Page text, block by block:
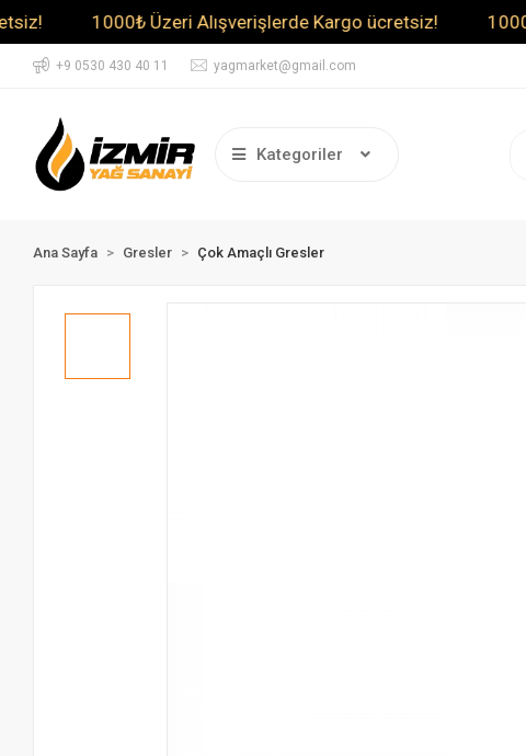
1000₺ Üzeri Alışverişlerde Kargo ücretsiz! 1000₺
+9 0530 430 40 11 yagmarket@gmail.com
Kategoriler
Ana Sayfa Gresler Çok Amaçlı Gresler